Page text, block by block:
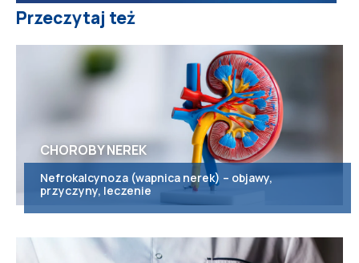
Przeczytaj też
CHOROBY NEREK
Nefrokalcynoza (wapnica nerek) – objawy,
przyczyny, leczenie